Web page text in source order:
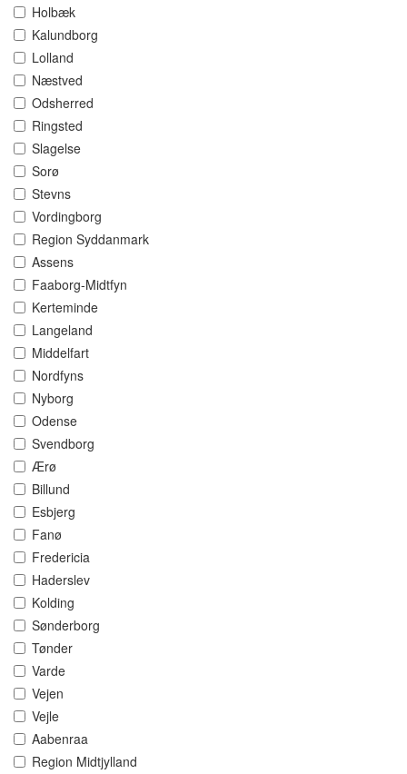
Holbæk
Kalundborg
Lolland
Næstved
Odsherred
Ringsted
Slagelse
Sorø
Stevns
Vordingborg
Region Syddanmark
Assens
Faaborg-Midtfyn
Kerteminde
Langeland
Middelfart
Nordfyns
Nyborg
Odense
Svendborg
Ærø
Billund
Esbjerg
Fanø
Fredericia
Haderslev
Kolding
Sønderborg
Tønder
Varde
Vejen
Vejle
Aabenraa
Region Midtjylland